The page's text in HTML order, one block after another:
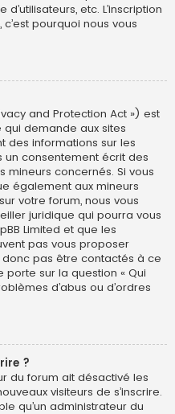
etc. L’inscription
pourquoi nous vous
and Protection Act ») est
qui demande aux sites
des informations sur les
un consentement écrit des
mineurs concernés. Si vous
également aux mineurs
votre forum, nous vous
juridique qui pourra vous
Limited et que les
pas vous proposer
pas être contactés à ce
porte sur la question « Qui
d’abus ou d’ordres
?
du forum ait désactivé les
visiteurs de s’inscrire.
qu’un administrateur du